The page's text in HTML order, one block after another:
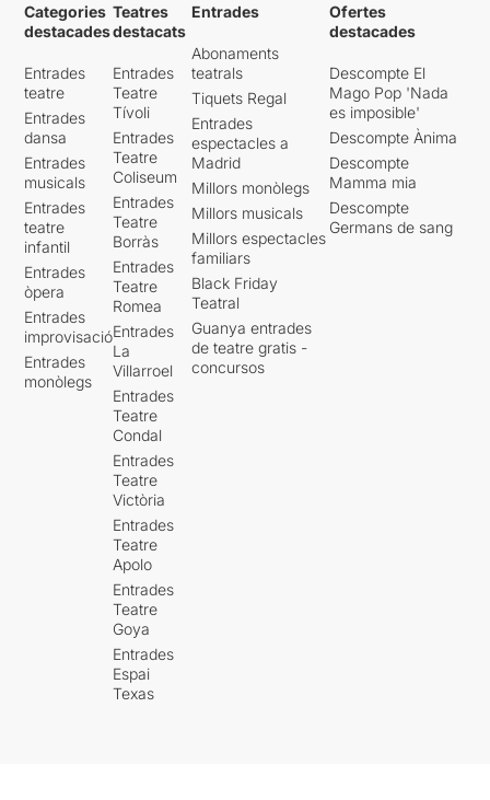
Categories
destacades
Entrades
teatre
Entrades
dansa
Entrades
musicals
Entrades
teatre
infantil
Entrades
òpera
Entrades
improvisació
Entrades
monòlegs
Teatres
destacats
Entrades
Teatre
Tívoli
Entrades
Teatre
Coliseum
Entrades
Teatre
Borràs
Entrades
Teatre
Romea
Entrades
La
Villarroel
Entrades
Teatre
Condal
Entrades
Teatre
Victòria
Entrades
Teatre
Apolo
Entrades
Teatre
Goya
Entrades
Espai
Texas
Entrades
Abonaments
teatrals
Tiquets Regal
Entrades
espectacles a
Madrid
Millors monòlegs
Millors musicals
Millors espectacles
familiars
Black Friday
Teatral
Guanya entrades
de teatre gratis -
concursos
Ofertes
destacades
Descompte El
Mago Pop 'Nada
es imposible'
Descompte Ànima
Descompte
Mamma mia
Descompte
Germans de sang